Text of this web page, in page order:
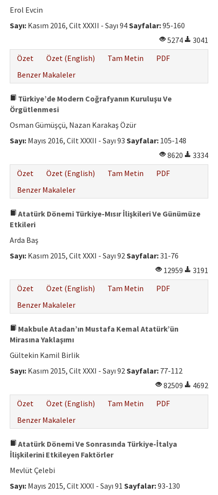
Erol Evcin
Sayı: Kasım 2016, Cilt XXXII - Sayı 94Sayfalar:95-160
5274
3041
Özet
Özet (English) Tam Metin
PDF
Benzer Makaleler
Türkiye’de Modern Coğrafyanın Kuruluşu Ve
Örgütlenmesi
Osman Gümüşçü, Nazan Karakaş Özür
Sayı: Mayıs 2016, Cilt XXXII - Sayı 93 Sayfalar: 105-148
8620
3334
Özet
Özet (English) Tam Metin
PDF
Benzer Makaleler
Atatürk Dönemi Türkiye-Mısır İlişkileri Ve Günümüze
Etkileri
Arda Baş
Sayı: Kasım 2015, Cilt XXXI - Sayı 92Sayfalar:31-76
12959
3191
Özet
Özet (English) Tam Metin
PDF
Benzer Makaleler
Makbule Atadan’ın Mustafa Kemal Atatürk’ün
Mirasına Yaklaşımı
Gültekin Kamil Birlik
Sayı: Kasım 2015, Cilt XXXI - Sayı 92Sayfalar: 77-112
82509
4692
Özet
Özet (English) Tam Metin
PDF
Benzer Makaleler
Atatürk Dönemi Ve Sonrasında Türkiye-İtalya
İlişkilerini Etkileyen Faktörler
Mevlüt Çelebi
Sayı: Mayıs 2015, Cilt XXXI - Sayı 91 Sayfalar:93-130